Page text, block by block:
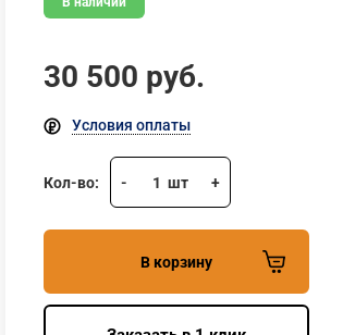
30 500 руб.
Условия оплаты
Кол-во: - 1 шт +
В корзину